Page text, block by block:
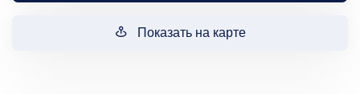
Показать на карте